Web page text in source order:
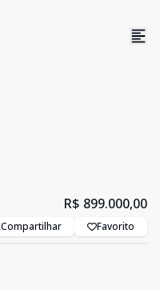
R$ 899.000,00
Compartilhar Favorito